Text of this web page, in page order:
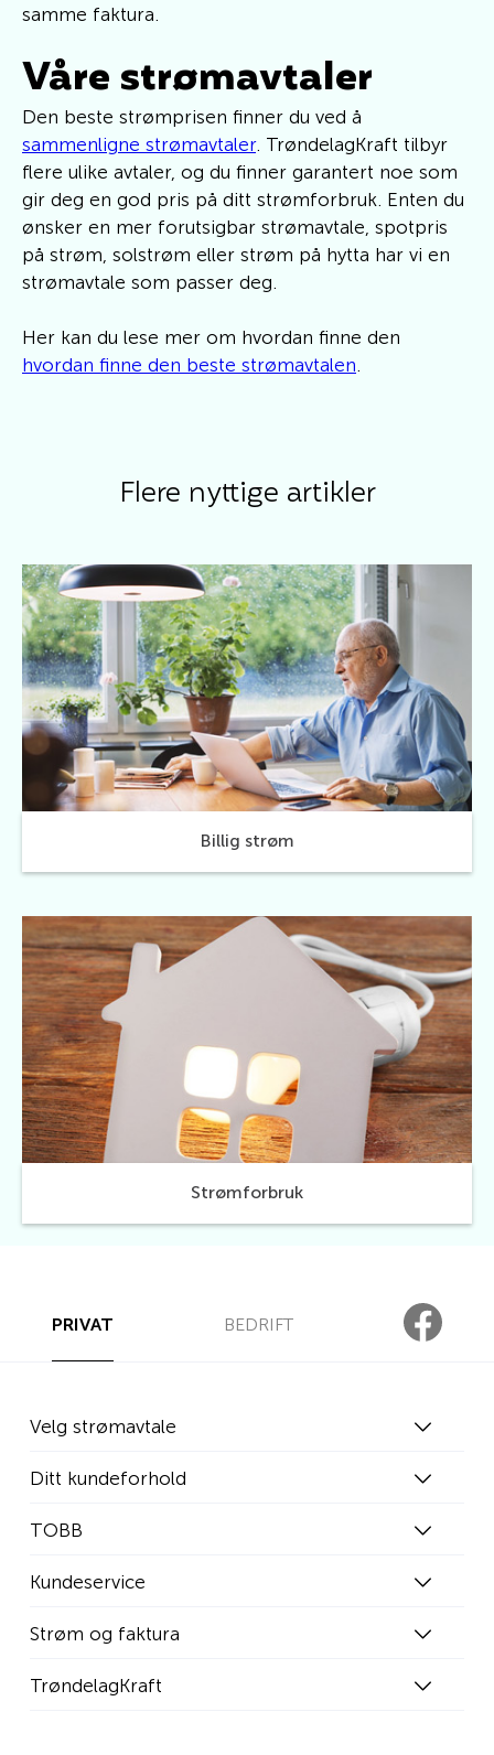
samme faktura.
Våre strømavtaler
Den beste strømprisen finner du ved å
sammenligne strømavtaler. TrøndelagKraft tilbyr
flere ulike avtaler, og du finner garantert noe som
gir deg en god pris på ditt strømforbruk. Enten du
ønsker en mer forutsigbar strømavtale, spotpris
på strøm, solstrøm eller strøm på hytta har vi en
strømavtale som passer deg.
Her kan du lese mer om hvordan finne den
hvordan finne den beste strømavtalen.
Flere nyttige artikler
Billig strøm
Strømforbruk
PRIVAT BEDRIFT
Velg strømavtale
Ditt kundeforhold
TOBB
Kundeservice
Strøm og faktura
TrøndelagKraft